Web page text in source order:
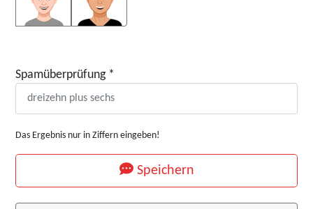
Spamüberprüfung *
Das Ergebnis nur in Ziffern eingeben!
Speichern